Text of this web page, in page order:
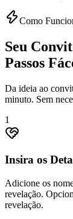
Como
Seu
Passos
Da ideia ao
minuto. Sem
1
Insira os
Adicione os
revelação.
revelação.